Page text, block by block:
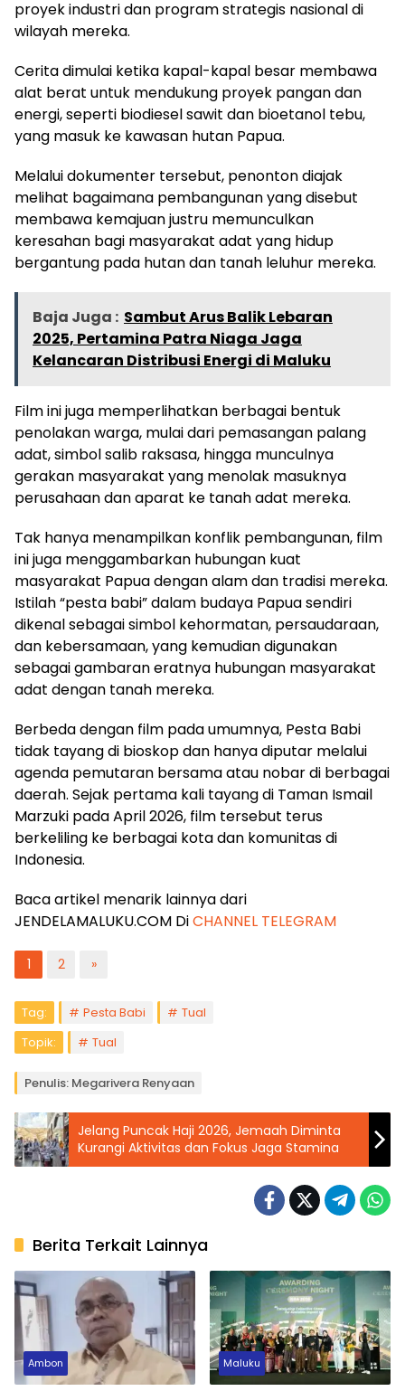
proyek industri dan program strategis nasional di
wilayah mereka.
Cerita dimulai ketika kapal-kapal besar membawa
alat berat untuk mendukung proyek pangan dan
energi, seperti biodiesel sawit dan bioetanol tebu,
yang masuk ke kawasan hutan Papua.
Melalui dokumenter tersebut, penonton diajak
melihat bagaimana pembangunan yang disebut
membawa kemajuan justru memunculkan
keresahan bagi masyarakat adat yang hidup
bergantung pada hutan dan tanah leluhur mereka.
Baja Juga : Sambut Arus Balik Lebaran
2025, Pertamina Patra Niaga Jaga
Kelancaran Distribusi Energi di Maluku
Film ini juga memperlihatkan berbagai bentuk
penolakan warga, mulai dari pemasangan palang
adat, simbol salib raksasa, hingga munculnya
gerakan masyarakat yang menolak masuknya
perusahaan dan aparat ke tanah adat mereka.
Tak hanya menampilkan konflik pembangunan, film
ini juga menggambarkan hubungan kuat
masyarakat Papua dengan alam dan tradisi mereka.
Istilah “pesta babi” dalam budaya Papua sendiri
dikenal sebagai simbol kehormatan, persaudaraan,
dan kebersamaan, yang kemudian digunakan
sebagai gambaran eratnya hubungan masyarakat
adat dengan tanah mereka.
Berbeda dengan film pada umumnya, Pesta Babi
tidak tayang di bioskop dan hanya diputar melalui
agenda pemutaran bersama atau nobar di berbagai
daerah. Sejak pertama kali tayang di Taman Ismail
Marzuki pada April 2026, film tersebut terus
berkeliling ke berbagai kota dan komunitas di
Indonesia.
Baca artikel menarik lainnya dari
JENDELAMALUKU.COM DiCHANNEL TELEGRAM
1 2 »
Tag: Pesta Babi
Tual
Topik:
Tual
Penulis: Megarivera Renyaan
Jelang Puncak Haji 2026, Jemaah Diminta
Kurangi Aktivitas dan Fokus Jaga Stamina
Berita Terkait Lainnya
Ambon Maluku